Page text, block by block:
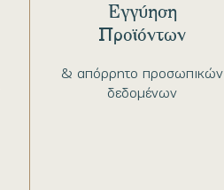
& απόρρητο προσωπικών
δεδομένων
Εγγύηση
Προϊόντων